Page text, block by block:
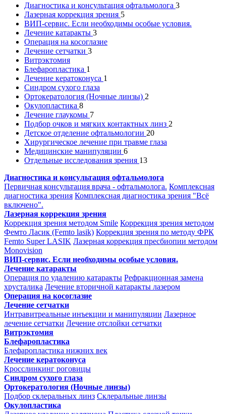
Диагностика и консультация офтальмолога 3
Лазерная коррекция зрения 5
ВИП-сервис. Если необходимы особые условия.
Лечение катаракты 3
Операция на косоглазие
Лечение сетчатки 3
Витрэктомия
Блефаропластика 1
Лечение кератоконуса 1
Синдром сухого глаза
Ортокератология (Ночные линзы) 2
Окулопластика 8
Лечение глаукомы 7
Подбор очков и мягких контактных линз 2
Детское отделение офтальмологии 20
Хирургическое лечение при травме глаза
Медицинские манипуляции 6
Отдельные исследования зрения 13
Диагностика и консультация офтальмолога
Первичная консультация врача - офтальмолога. Комплексная
диагностика зрения Комплексная диагностика зрения "Всё
включено".
Лазерная коррекция зрения
Коррекция зрения методом Smile Коррекция зрения методом
Фемто Ласик (Femto lasik) Коррекция зрения по методу ФРК
Femto Super LASIK Лазерная коррекция пресбиопии методом
Monovision
ВИП-сервис. Если необходимы особые условия.
Лечение катаракты
Операция по удалению катаракты Рефракционная замена
хрусталика Лечение вторичной катаракты лазером
Операция на косоглазие
Лечение сетчатки
Интравитреальные инъекции и манипуляции Лазерное
лечение сетчатки Лечение отслойки сетчатки
Витрэктомия
Блефаропластика
Блефаропластика нижних век
Лечение кератоконуса
Кросслинкинг роговицы
Синдром сухого глаза
Ортокератология (Ночные линзы)
Подбор склеральных линз Склеральные линзы
Окулопластика